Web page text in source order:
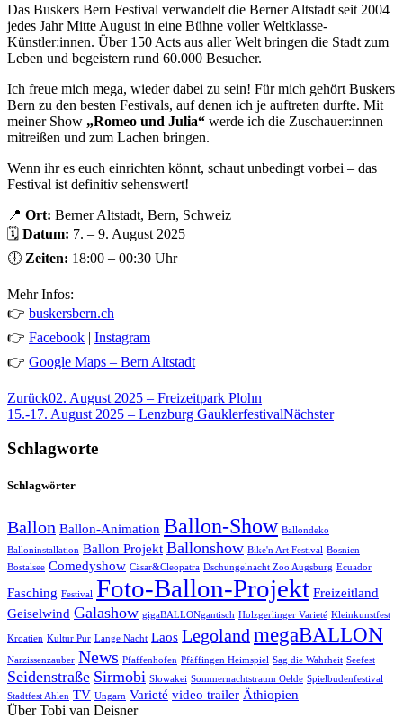
Das Buskers Bern Festival verwandelt die Berner Altstadt seit 2004
jedes Jahr Mitte August in eine Bühne voller Weltklasse-
Künstler:innen. Über 150 Acts aus aller Welt bringen die Stadt zum
Leben und begeistern rund 60.000 Besucher.
Ich freue mich mega, wieder dabei zu sein! Für mich gehört Buskers
Bern zu den besten Festivals, auf denen ich je auftreten durfte. Mit
meiner Show „Romeo und Julia“ werde ich die Zuschauer:innen
mitreißen und zum Lachen bringen.
Wenn ihr es euch einrichten könnt, schaut unbedingt vorbei – das
Festival ist definitiv sehenswert!
📍 Ort: Berner Altstadt, Bern, Schweiz
🗓️ Datum: 7. – 9. August 2025
🕕 Zeiten: 18:00 – 00:30 Uhr
Mehr Infos:
👉 buskersbern.ch
👉 Facebook | Instagram
👉 Google Maps – Bern Altstadt
Zurück02. August 2025 – Freizeitpark Plohn
15.-17. August 2025 – Lenzburg GauklerfestivalNächster
Schlagworte
Schlagwörter
Ballon Ballon-Animation Ballon-Show Ballondeko
Balloninstallation Ballon Projekt Ballonshow Bike'n Art Festival Bosnien
Bostalsee Comedyshow Cäsar&Cleopatra Dschungelnacht Zoo Augsburg Ecuador
Fasching Festival Foto-Ballon-Projekt Freizeitland
Geiselwind Galashow gigaBALLONgantisch Holzgerlinger Varieté Kleinkunstfest
Kroatien Kultur Pur Lange Nacht Laos Legoland megaBALLON
Narzissenzauber News Pfaffenhofen Pfäffingen Heimspiel Sag die Wahrheit Seefest
Seidenstraße Sirmobi Slowakei Sommernachtstraum Oelde Spielbudenfestival
Stadtfest Ahlen TV Ungarn Varieté video trailer Äthiopien
Über Tobi van Deisner